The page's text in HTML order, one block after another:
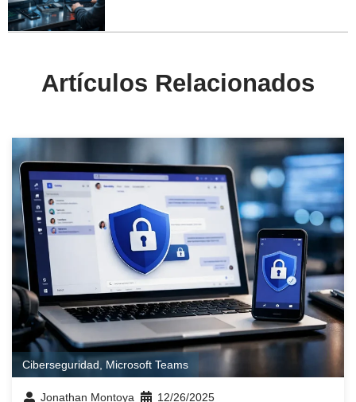
Artículos Relacionados
Ciberseguridad Microsoft Teams
Jonathan Montoya 12/26/2025